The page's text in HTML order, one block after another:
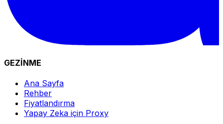
GEZİNME
Ana Sayfa
Rehber
Fiyatlandırma
Yapay Zeka için Proxy